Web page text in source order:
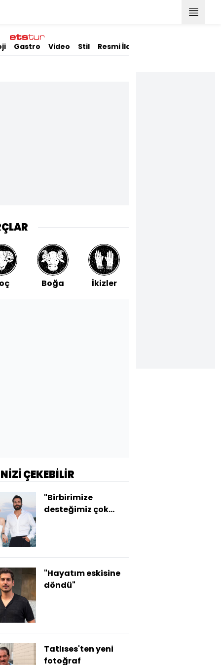
Gastro Video Stil Resmi İlanlar
Boğa İkizler
ÇEKEBİLİR
"Birbirimize
desteğimiz çok
"Hayatım eskisine
döndü"
Tatlıses'ten yeni
fotoğraf